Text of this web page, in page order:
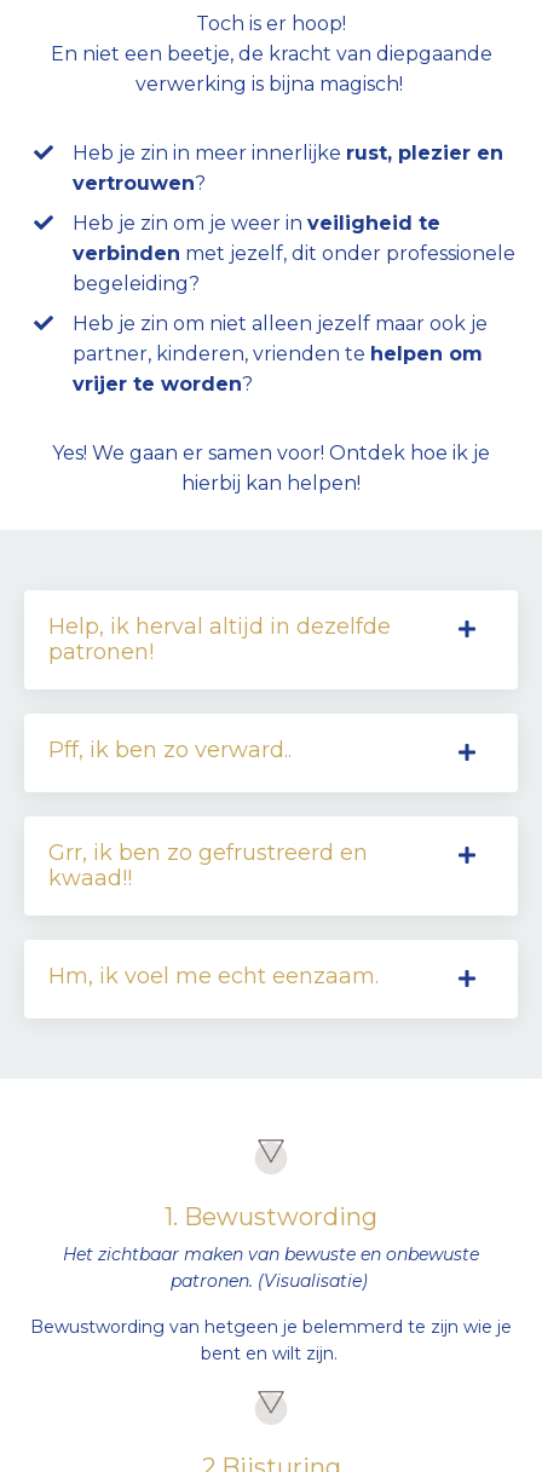
Toch is er hoop!
En niet een beetje, de kracht van diepgaande
verwerking is bijna magisch!
Heb je zin in meer innerlijke rust, plezier en
vertrouwen?
Heb je zin om je weer in veiligheid te
verbinden met jezelf, dit onder professionele
begeleiding?
Heb je zin om niet alleen jezelf maar ook je
partner, kinderen, vrienden te helpen om
vrijer te worden?
Yes! We gaan er samen voor! Ontdek hoe ik je
hierbij kan helpen!
Help, ik herval altijd in dezelfde
patronen!
Pff, ik ben zo verward..
Grr, ik ben zo gefrustreerd en
kwaad!!
Hm, ik voel me echt eenzaam.
1. Bewustwording
Het zichtbaar maken van bewuste en onbewuste
patronen. (Visualisatie)
Bewustwording van hetgeen je belemmerd te zijn wie je
bent en wilt zijn.